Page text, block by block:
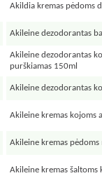
Akildia kremas pėdoms
Akileine dezodorantas
Akileine dezodorantas
purškiamas 150ml
Akileine dezodorantas
Akileine kremas kojoms
Akileine kremas
Akileine kremas